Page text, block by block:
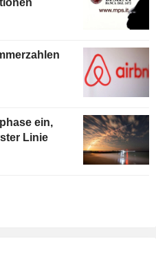
ein,
Linie